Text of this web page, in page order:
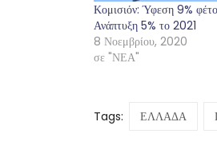
Κομισιόν: Ύφεση 9%
Ανάπτυξη 5% το 2021
8 Νοεμβρίου, 2020
σε "ΝΕΑ"
Tags: ΕΛΛΑΔΑ